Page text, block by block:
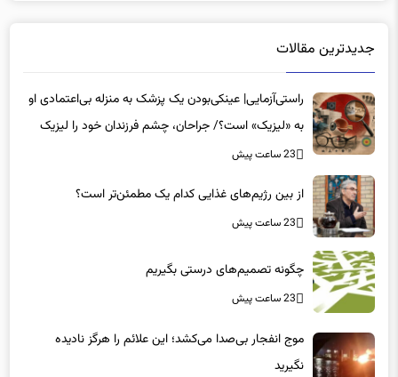
راستی‌آزمایی| عینکی‌بودن یک پزشک به منزله بی‌اعتمادی او
به «لیزیک» است؟/ جراحان، چشم فرزندان خود را لیزیک
می‌کنند؟
23 ساعت پیش
23 ساعت پیش
23 ساعت پیش
نگیرید
23 ساعت پیش